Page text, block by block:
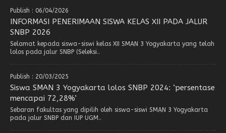
Publish : 06/04/2026
INFORMASI PENERIMAAN SISWA KELAS XII PADA JALUR
SNBP 2026
Selamat kepada siswa-siswi kelas XII SMAN 3 Yogyakarta yang telah
lolos pada jalur SNBP (Seleksi..
Publish : 20/03/2025
Siswa SMAN 3 Yogyakarta lolos SNBP 2024: ‘persentase
mencapai 72,28%’
Sebaran fakultas yang dipilih oleh siswa-siswi SMAN 3 Yogyakarta
pada jalur SNBP dan IUP UGM..